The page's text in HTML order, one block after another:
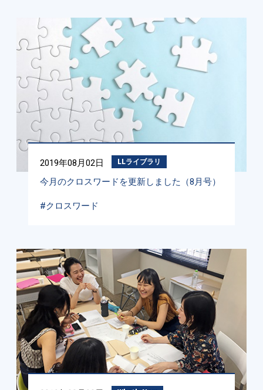
2019年08月02日 LLライブラリ
今月のクロスワードを更新しました（8月号）
#クロスワード